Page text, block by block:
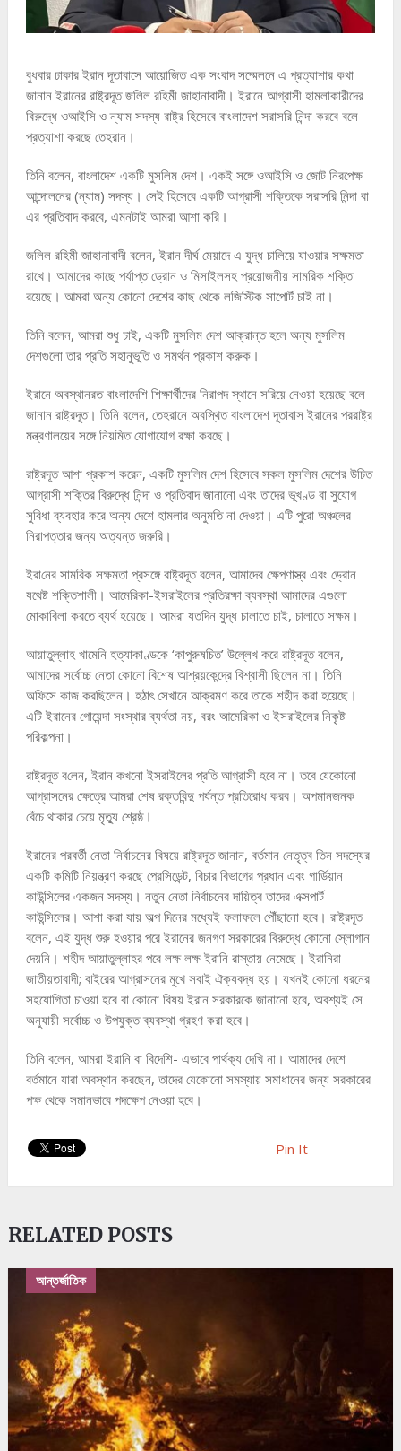
বুধবার ঢাকার ইরান দূতাবাসে আয়োজিত এক সংবাদ সম্মেলনে এ প্রত্যাশার কথা
জানান ইরানের রাষ্ট্রদূত জলিল রহিমী জাহানাবাদী। ইরানে আগ্রাসী হামলাকারীদের
বিরুদ্ধে ওআইসি ও ন্যাম সদস্য রাষ্ট্র হিসেবে বাংলাদেশ সরাসরি নিন্দা করবে বলে
প্রত্যাশা করছে তেহরান।
তিনি বলেন, বাংলাদেশ একটি মুসলিম দেশ। একই সঙ্গে ওআইসি ও জোট নিরপেক্ষ
আন্দোলনের (ন্যাম) সদস্য। সেই হিসেবে একটি আগ্রাসী শক্তিকে সরাসরি নিন্দা বা
এর প্রতিবাদ করবে, এমনটাই আমরা আশা করি।
জলিল রহিমী জাহানাবাদী বলেন, ইরান দীর্ঘ মেয়াদে এ যুদ্ধ চালিয়ে যাওয়ার সক্ষমতা
রাখে। আমাদের কাছে পর্যাপ্ত ড্রোন ও মিসাইলসহ প্রয়োজনীয় সামরিক শক্তি
রয়েছে। আমরা অন্য কোনো দেশের কাছ থেকে লজিস্টিক সাপোর্ট চাই না।
তিনি বলেন, আমরা শুধু চাই, একটি মুসলিম দেশ আক্রান্ত হলে অন্য মুসলিম
দেশগুলো তার প্রতি সহানুভূতি ও সমর্থন প্রকাশ করুক।
ইরানে অবস্থানরত বাংলাদেশি শিক্ষার্থীদের নিরাপদ স্থানে সরিয়ে নেওয়া হয়েছে বলে
জানান রাষ্ট্রদূত। তিনি বলেন, তেহরানে অবস্থিত বাংলাদেশ দূতাবাস ইরানের পররাষ্ট্র
মন্ত্রণালয়ের সঙ্গে নিয়মিত যোগাযোগ রক্ষা করছে।
রাষ্ট্রদূত আশা প্রকাশ করেন, একটি মুসলিম দেশ হিসেবে সকল মুসলিম দেশের উচিত
আগ্রাসী শক্তির বিরুদ্ধে নিন্দা ও প্রতিবাদ জানানো এবং তাদের ভূখণ্ড বা সুযোগ
সুবিধা ব্যবহার করে অন্য দেশে হামলার অনুমতি না দেওয়া। এটি পুরো অঞ্চলের
নিরাপত্তার জন্য অত্যন্ত জরুরি।
ইরা‌নের সামরিক সক্ষমতা প্রসঙ্গে রাষ্ট্রদূত বলেন, আমাদের ক্ষেপণাস্ত্র এবং ড্রোন
যথেষ্ট শক্তিশালী। আমেরিকা-ইসরাইলের প্রতিরক্ষা ব্যবস্থা আমাদের এগুলো
মোকাবিলা করতে ব্যর্থ হয়েছে। আমরা যতদিন যুদ্ধ চালাতে চাই, চালাতে সক্ষম।
আয়াতুল্লাহ খামেনি হত্যাকাণ্ডকে ‘কাপুরুষচিত’ উল্লেখ করে রাষ্ট্রদূত বলেন,
আমাদের সর্বোচ্চ নেতা কোনো বিশেষ আশ্রয়কেন্দ্রে বিশ্বাসী ছিলেন না। তিনি
অফিসে কাজ করছিলেন। হঠাৎ সেখানে আক্রমণ করে তাকে শহীদ করা হয়েছে।
এটি ইরানের গোয়েন্দা সংস্থার ব্যর্থতা নয়, বরং আমেরিকা ও ইসরাইলের নিকৃষ্ট
পরিকল্পনা।
রাষ্ট্রদূত ব‌লেন, ইরান কখনো ইসরাইলের প্রতি আগ্রাসী হবে না। তবে যেকোনো
আগ্রাসনের ক্ষেত্রে আমরা শেষ রক্তবিন্দু পর্যন্ত প্রতিরোধ করব। অপমানজনক
বেঁচে থাকার চেয়ে মৃত্যু শ্রেষ্ঠ।
ইরানের পরবর্তী নেতা নির্বাচনের বিষয়ে রাষ্ট্রদূত জানান, বর্তমান নেতৃত্ব তিন সদস্যের
একটি কমিটি নিয়ন্ত্রণ করছে প্রেসিডেন্ট, বিচার বিভাগের প্রধান এবং গার্ডিয়ান
কাউন্সিলের একজন সদস্য। নতুন নেতা নির্বাচনের দায়িত্ব তাদের এক্সপার্ট
কাউন্সিলের। আশা করা যায় অল্প দিনের মধ্যেই ফলাফলে পৌঁছানো হবে। রাষ্ট্রদূত
বলেন, এই যুদ্ধ শুরু হওয়ার পরে ইরানের জনগণ সরকারের বিরুদ্ধে কোনো স্লোগান
দেয়নি। শহীদ আয়াতুল্লাহর পরে লক্ষ লক্ষ ইরানি রাস্তায় নেমেছে। ইরানিরা
জাতীয়তাবাদী; বাইরের আগ্রাসনের মুখে সবাই ঐক্যবদ্ধ হয়। যখনই কোনো ধরনের
সহযোগিতা চাওয়া হবে বা কোনো বিষয় ইরান সরকারকে জানানো হবে, অবশ্যই সে
অনুযায়ী সর্বোচ্চ ও উপযুক্ত ব্যবস্থা গ্রহণ করা হবে।
তিনি বলেন, আমরা ইরানি বা বিদেশি- এভাবে পার্থক্য দেখি না। আমাদের দেশে
বর্তমানে যারা অবস্থান করছেন, তাদের যেকোনো সমস্যায় সমাধানের জন্য সরকারের
পক্ষ থেকে সমানভাবে পদক্ষেপ নেওয়া হবে।
Pin It
RELATED POSTS
আন্তর্জাতিক